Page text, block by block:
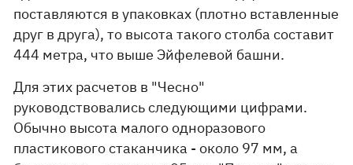
поставляются в упаковках (плотно вставленные
друг в друга), то высота такого столба составит
444 метра, что выше Эйфелевой башни.
Для этих расчетов в "Чесно"
руководствовались следующими цифрами.
Обычно высота малого одноразового
пластикового стаканчика - около 97 мм, а